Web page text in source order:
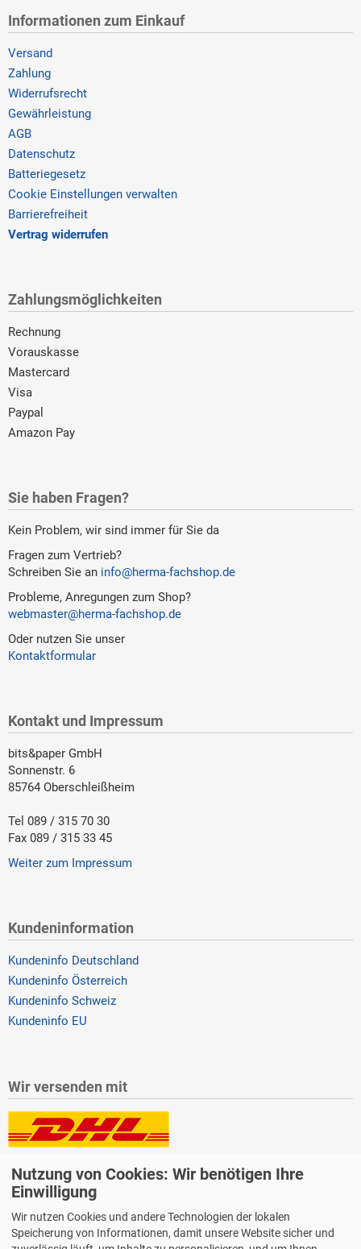
Informationen zum Einkauf
Versand
Zahlung
Widerrufsrecht
Gewährleistung
AGB
Datenschutz
Batteriegesetz
Cookie Einstellungen verwalten
Barrierefreiheit
Vertrag widerrufen
Zahlungsmöglichkeiten
Rechnung
Vorauskasse
Mastercard
Visa
Paypal
Amazon Pay
Sie haben Fragen?
Kein Problem, wir sind immer für Sie da
Fragen zum Vertrieb?
Schreiben Sie an info@herma-fachshop.de
Probleme, Anregungen zum Shop?
webmaster@herma-fachshop.de
Oder nutzen Sie unser
Kontaktformular
Kontakt und Impressum
bits&paper GmbH
Sonnenstr. 6
85764 Oberschleißheim
Tel 089 / 315 70 30
Fax 089 / 315 33 45
Weiter zum Impressum
Kundeninformation
Kundeninfo Deutschland
Kundeninfo Österreich
Kundeninfo Schweiz
Kundeninfo EU
Wir versenden mit
Samstagszustellung
Nutzung von Cookies: Wir benötigen Ihre
Einwilligung
Wir nutzen Cookies und andere Technologien der lokalen
Speicherung von Informationen, damit unsere Website sicher und